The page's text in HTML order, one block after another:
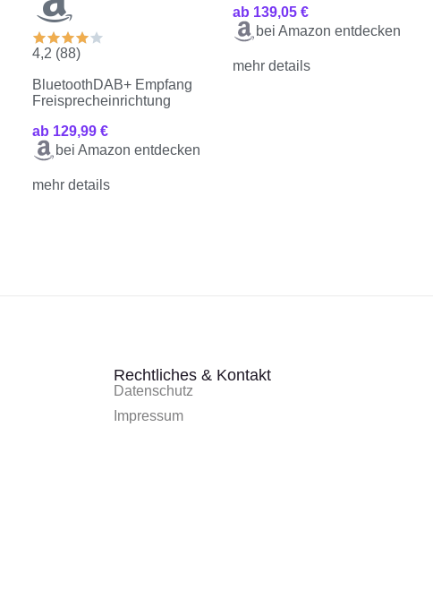
4,2 (88)
BluetoothDAB+ Empfang
Freisprecheinrichtung
ab 129,99 €
bei Amazon entdecken
mehr details
ab 139,05 €
bei Amazon entdecken
mehr details
Rechtliches & Kontakt
Datenschutz
Impressum